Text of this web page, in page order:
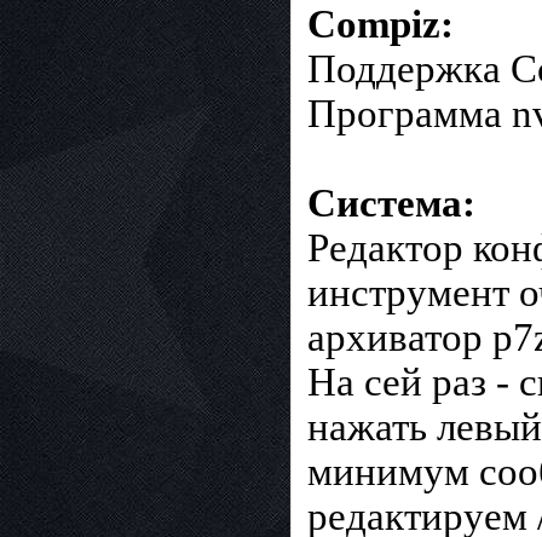
Compiz:
Поддержка
Программа
Система:
Редактор
инструмент
архиватор
На сей раз -
нажать
минимум
редактируем